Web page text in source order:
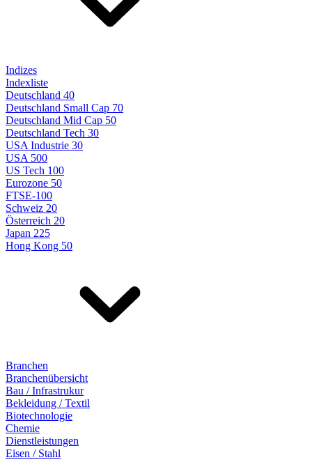
Indizes
Indexliste
Deutschland 40
Deutschland Small Cap 70
Deutschland Mid Cap 50
Deutschland Tech 30
USA Industrie 30
USA 500
US Tech 100
Eurozone 50
FTSE-100
Schweiz 20
Österreich 20
Japan 225
Hong Kong 50
Branchen
Branchenübersicht
Bau / Infrastrukur
Bekleidung / Textil
Biotechnologie
Chemie
Dienstleistungen
Eisen / Stahl